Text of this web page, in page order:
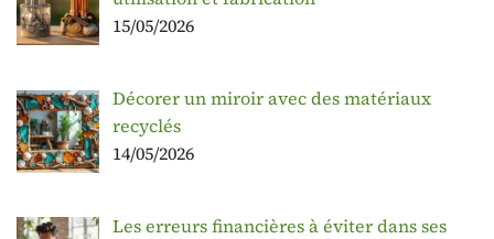
15/05/2026
Décorer un miroir avec des matériaux
recyclés
14/05/2026
Les erreurs financières à éviter dans ses